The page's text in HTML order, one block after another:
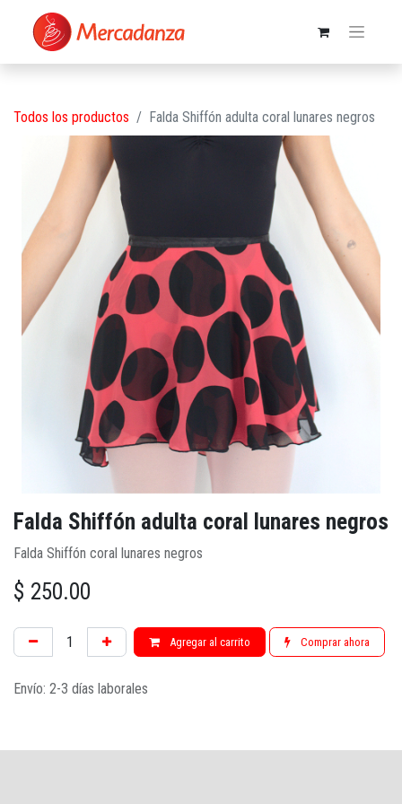
Todos los productos Falda Shiffón adulta coral lunares negros
Falda Shiffón adulta coral lunares negros
Falda Shiffón coral lunares negros
$ 250.00
Agregar al carrito Comprar ahora
Envío: 2-3 días laborales